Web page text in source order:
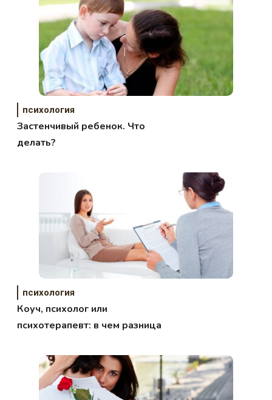
психология
Застенчивый ребенок. Что
делать?
психология
Коуч, психолог или
психотерапевт: в чем разница